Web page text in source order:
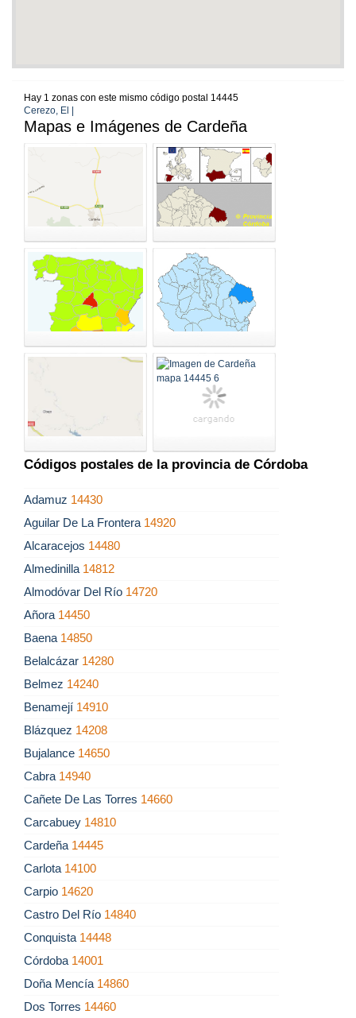
Hay 1 zonas con este mismo código postal 14445
Cerezo, El |
Mapas e Imágenes de Cardeña
Códigos postales de la provincia de Córdoba
Adamuz 14430
Aguilar De La Frontera 14920
Alcaracejos 14480
Almedinilla 14812
Almodóvar Del Río 14720
Añora 14450
Baena 14850
Belalcázar 14280
Belmez 14240
Benamejí 14910
Blázquez 14208
Bujalance 14650
Cabra 14940
Cañete De Las Torres 14660
Carcabuey 14810
Cardeña 14445
Carlota 14100
Carpio 14620
Castro Del Río 14840
Conquista 14448
Córdoba 14001
Doña Mencía 14860
Dos Torres 14460